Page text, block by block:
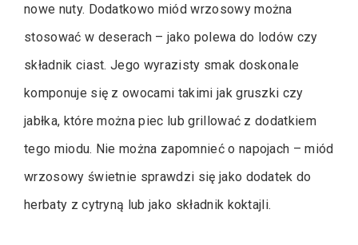
nowe nuty. Dodatkowo miód wrzosowy można
stosować w deserach – jako polewa do lodów czy
składnik ciast. Jego wyrazisty smak doskonale
komponuje się z owocami takimi jak gruszki czy
jabłka, które można piec lub grillować z dodatkiem
tego miodu. Nie można zapomnieć o napojach – miód
wrzosowy świetnie sprawdzi się jako dodatek do
herbaty z cytryną lub jako składnik koktajli.